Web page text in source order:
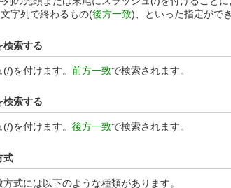
字列で終わるもの(後方一致)、といった指定ができ
検索する
)を付けます。 前方一致で検索されます。
検索する
)を付けます。 後方一致で検索されます。
式
式には以下のような種類があります。